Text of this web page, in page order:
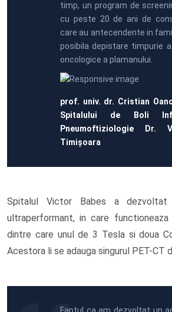
timp, un program de
cu peste 20 de ani de
care au antecendente in
posibila depistare timpurie
oncologice a plamanului.
prof. univ. dr. Cristian
Spitalului de Boli
Pneumoftiziologie Dr.
Timișoara
Spitalul Victor Babes a dezvoltat
ultraperformant, in care functioneaza
dintre care unul de 3 Tesla si doua
Acestora li se adauga singurul PET-CT